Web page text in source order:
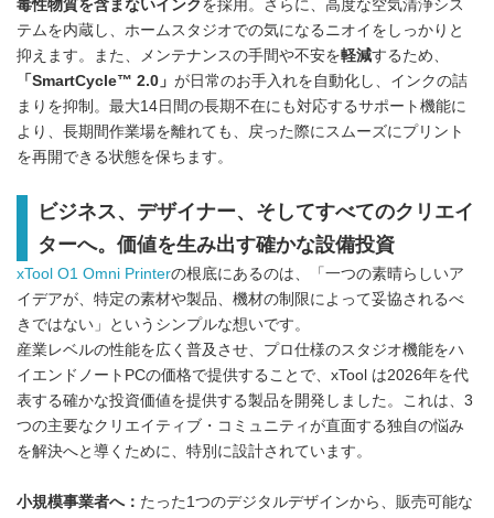
毒性物質を含まないインク を採用。さらに、高度な空気清浄シス
テムを内蔵し、ホームスタジオでの気になるニオイをしっかりと
抑えます。また、メンテナンスの手間や不安を軽減するため、
「SmartCycle™ 2.0」 が日常のお手入れを自動化し、インクの詰
まりを抑制。最大14日間の長期不在にも対応するサポート機能に
より、長期間作業場を離れても、戻った際にスムーズにプリント
を再開できる状態を保ちます。
ビジネス、デザイナー、そしてすべてのクリエイ
ターへ。価値を生み出す確かな設備投資
xTool O1 Omni Printerの根底にあるのは、「一つの素晴らしいア
イデアが、特定の素材や製品、機材の制限によって妥協されるべ
きではない」というシンプルな想いです。
産業レベルの性能を広く普及させ、プロ仕様のスタジオ機能をハ
イエンドノートPCの価格で提供することで、xTool は2026年を代
表する確かな投資価値を提供する製品を開発しました。これは、3
つの主要なクリエイティブ・コミュニティが直面する独自の悩み
を解決へと導くために、特別に設計されています。
小規模事業者へ： たった1つのデジタルデザインから、販売可能な